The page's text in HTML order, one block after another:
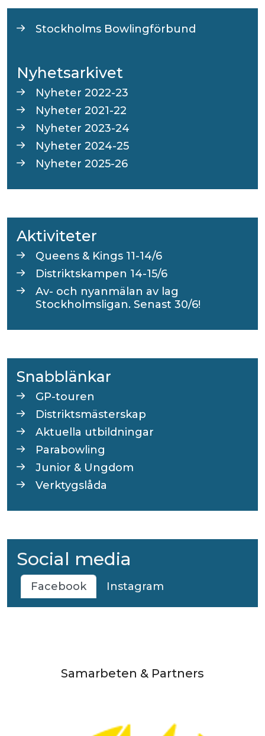
Stockholms Bowlingförbund
Nyhetsarkivet
Nyheter 2022-23
Nyheter 2021-22
Nyheter 2023-24
Nyheter 2024-25
Nyheter 2025-26
Aktiviteter
Queens & Kings 11-14/6
Distriktskampen 14-15/6
Av- och nyanmälan av lag
Stockholmsligan. Senast 30/6!
Snabblänkar
GP-touren
Distriktsmästerskap
Aktuella utbildningar
Parabowling
Junior & Ungdom
Verktygslåda
Social media
Facebook Instagram
Samarbeten & Partners